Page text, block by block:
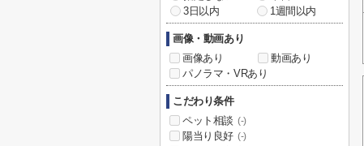
3日以内
1週間以内
画像・動画あり
画像あり
動画あり
パノラマ・VRあり
こだわり条件
ペット相談 (-)
陽当り良好 (-)